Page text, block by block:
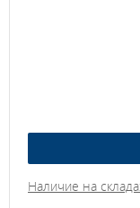
Наличие на